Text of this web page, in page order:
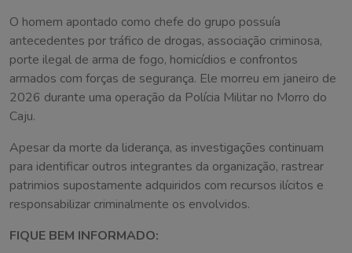
O homem apontado como chefe do grupo possuía
antecedentes por tráfico de drogas, associação criminosa,
porte ilegal de arma de fogo, homicídios e confrontos
armados com forças de segurança. Ele morreu em janeiro de
2026 durante uma operação da Polícia Militar no Morro do
Caju.
Apesar da morte da liderança, as investigações continuam
para identificar outros integrantes da organização, rastrear
patrimios supostamente adquiridos com recursos ilícitos e
responsabilizar criminalmente os envolvidos.
FIQUE BEM INFORMADO: